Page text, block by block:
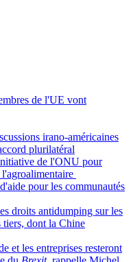
de l'UE vont
irano-américaines
plurilatéral
de l'ONU pour
pour les communautés
droits antidumping sur les
tiers, dont la Chine
et les entreprises resteront